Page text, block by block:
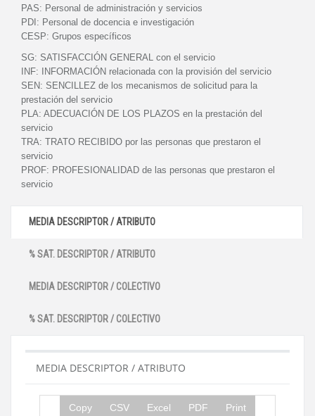
PAS: Personal de administración y servicios
PDI: Personal de docencia e investigación
CESP: Grupos específicos
SG: SATISFACCIÓN GENERAL con el servicio
INF:
INFORMACIÓN relacionada con la provisión del servicio
SEN: SENCILLEZ de los mecanismos de solicitud para la
prestación del servicio
PLA: ADECUACIÓN DE LOS PLAZOS en la prestación del
servicio
TRA: TRATO RECIBIDO por las personas que prestaron el
servicio
PROF: PROFESIONALIDAD de las personas que prestaron el
servicio
MEDIA DESCRIPTOR / ATRIBUTO
% SAT. DESCRIPTOR / ATRIBUTO
MEDIA DESCRIPTOR / COLECTIVO
% SAT. DESCRIPTOR / COLECTIVO
MEDIA DESCRIPTOR / ATRIBUTO
Copy CSV Excel PDF Print